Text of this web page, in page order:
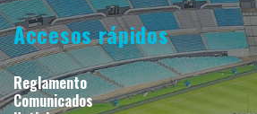
Accesos rápidos
Reglamento
Comunicados